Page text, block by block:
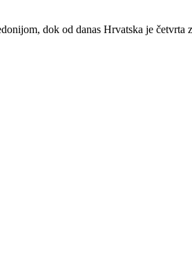
dok od danas Hrvatska je